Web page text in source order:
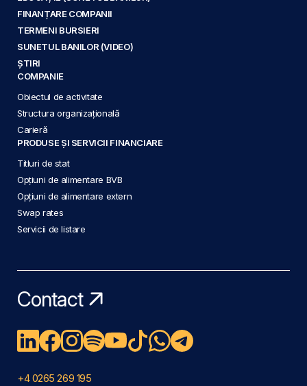
FINANȚARE COMPANII
TERMENI BURSIERI
SUNETUL BANILOR (VIDEO)
ȘTIRI
COMPANIE
Obiectul de activitate
Structura organizațională
Carieră
PRODUSE ȘI SERVICII FINANCIARE
Titluri de stat
Opțiuni de alimentare BVB
Opțiuni de alimentare extern
Swap rates
Servicii de listare
Contact
+4 0265 269 195